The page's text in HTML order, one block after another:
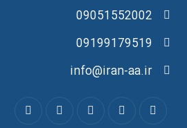
09051552002
09199179519
info@iran-aa.ir